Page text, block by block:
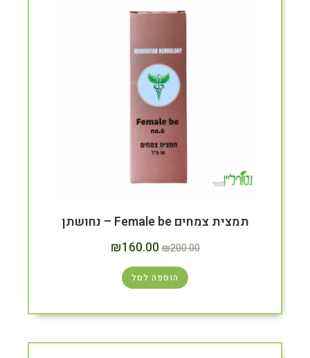
תמצית צמחים Female be – נחושתן
₪200.00
₪160.00
הוספה לסל